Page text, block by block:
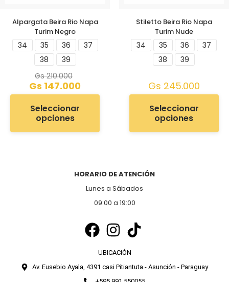
Alpargata Beira Rio Napa
Turim Negro
34 35 36
37
38
39
Gs210.000
Gs 147.000
Seleccionar
opciones
Stiletto Beira Rio Napa
Turim Nude
34 35 36
37
38
39
Gs 245.000
Seleccionar
opciones
HORARIO DE ATENCIÓN
Lunes a Sábados
09:00 a 19:00
UBICACIÓN
Av. Eusebio Ayala, 4391 casi Pitiantuta - Asunción - Paraguay